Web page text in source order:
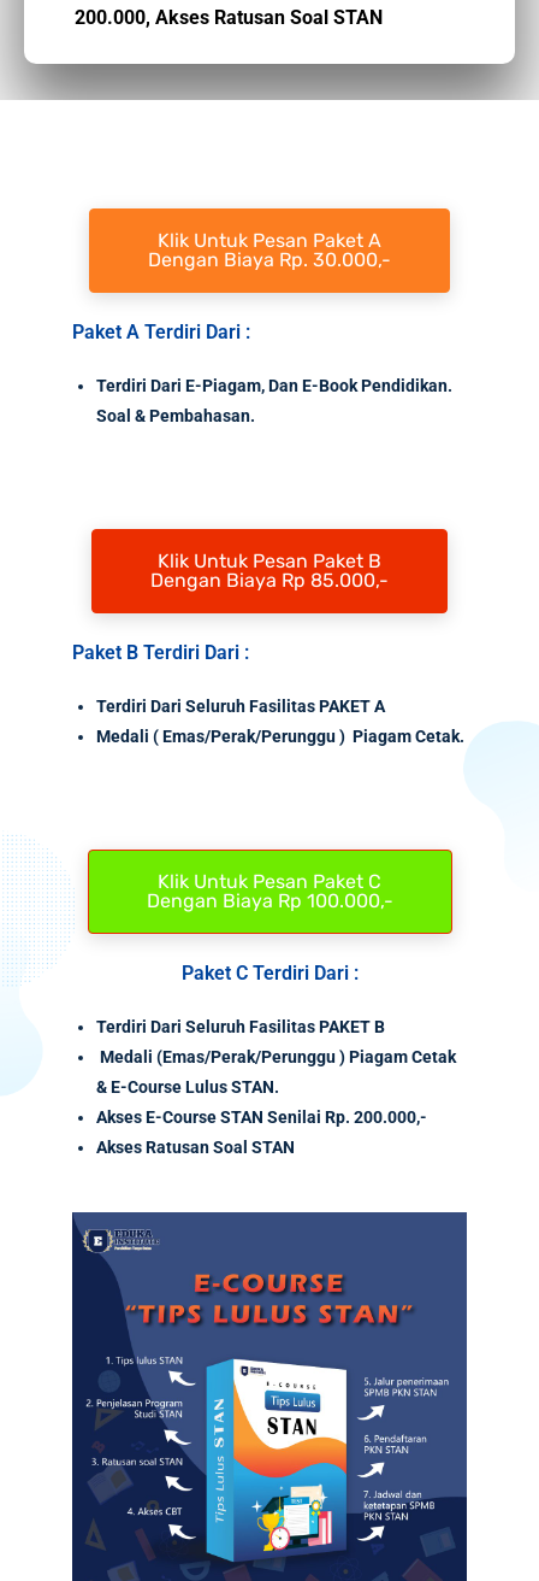
200.000, Akses Ratusan Soal STAN
Klik Untuk Pesan Paket A
Dengan Biaya Rp. 30.000,-
Paket A Terdiri Dari :
Terdiri Dari E-Piagam, Dan E-Book Pendidikan.
Soal & Pembahasan.
Klik Untuk Pesan Paket B
Dengan Biaya Rp 85.000,-
Paket B Terdiri Dari :
Terdiri Dari Seluruh Fasilitas PAKET A
Medali ( Emas/Perak/Perunggu ) Piagam Cetak.
Klik Untuk Pesan Paket C
Dengan Biaya Rp 100.000,-
Paket C Terdiri Dari :
Terdiri Dari Seluruh Fasilitas PAKET B
Medali (Emas/Perak/Perunggu ) Piagam Cetak
& E-Course Lulus STAN.
AksesE-CourseSTAN Senilai Rp. 200.000,-
Akses Ratusan Soal STAN